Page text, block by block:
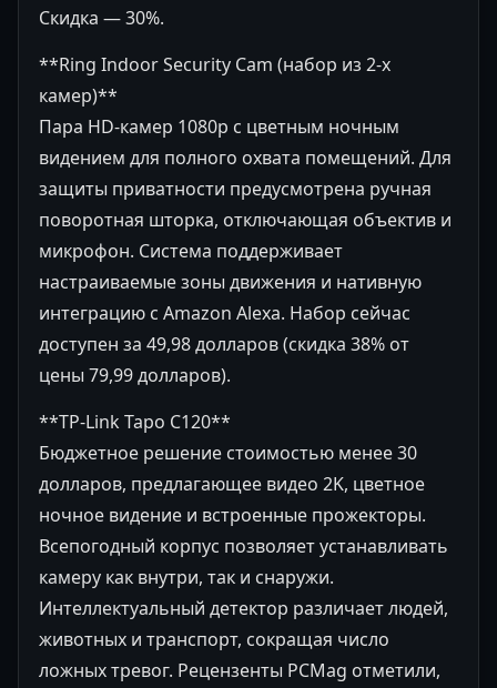
Скидка — 30%.
**Ring Indoor Security Cam (набор из 2-х
камер)**
Пара HD-камер 1080p с цветным ночным
видением для полного охвата помещений. Для
защиты приватности предусмотрена ручная
поворотная шторка, отключающая объектив и
микрофон. Система поддерживает
настраиваемые зоны движения и нативную
интеграцию с Amazon Alexa. Набор сейчас
доступен за 49,98 долларов (скидка 38% от
цены 79,99 долларов).
**TP-Link Tapo C120**
Бюджетное решение стоимостью менее 30
долларов, предлагающее видео 2K, цветное
ночное видение и встроенные прожекторы.
Всепогодный корпус позволяет устанавливать
камеру как внутри, так и снаружи.
Интеллектуальный детектор различает людей,
животных и транспорт, сокращая число
ложных тревог. Рецензенты PCMag отметили,